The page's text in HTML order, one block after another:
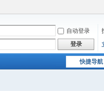
自动登录
登录
快捷导航